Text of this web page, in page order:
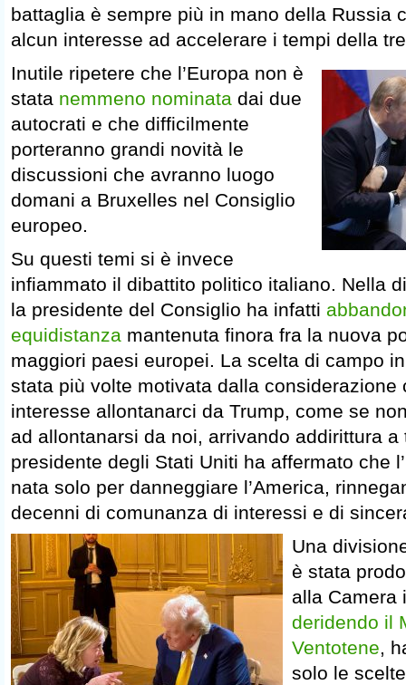
battaglia è sempre più in mano della Russia
alcun interesse ad accelerare i tempi della
Inutile ripetere che l’Europa non è
stata nemmeno nominata dai due
autocrati e che difficilmente
porteranno grandi novità le
discussioni che avranno luogo
domani a Bruxelles nel Consiglio
europeo.
Su questi temi si è invece
infiammato il dibattito politico italiano. Nella
la presidente del Consiglio ha infatti
equidistanza mantenuta finora fra la nuova
maggiori paesi europei. La scelta di campo
stata più volte motivata dalla considerazione
interesse allontanarci da Trump, come se
ad allontanarsi da noi, arrivando addirittura a
presidente degli Stati Uniti ha affermato che
nata solo per danneggiare l’America,
decenni di comunanza di interessi e di
Una
è stata
alla Camera
deridendo il
Ventotene,
solo le